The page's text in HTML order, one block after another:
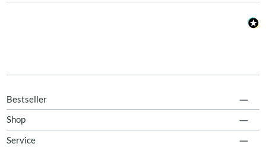
Bestseller
Shop
Service